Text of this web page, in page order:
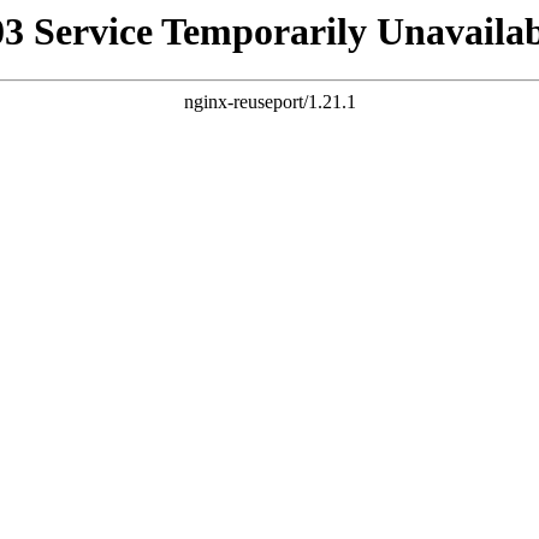
Service Temporarily
nginx-reuseport/1.21.1